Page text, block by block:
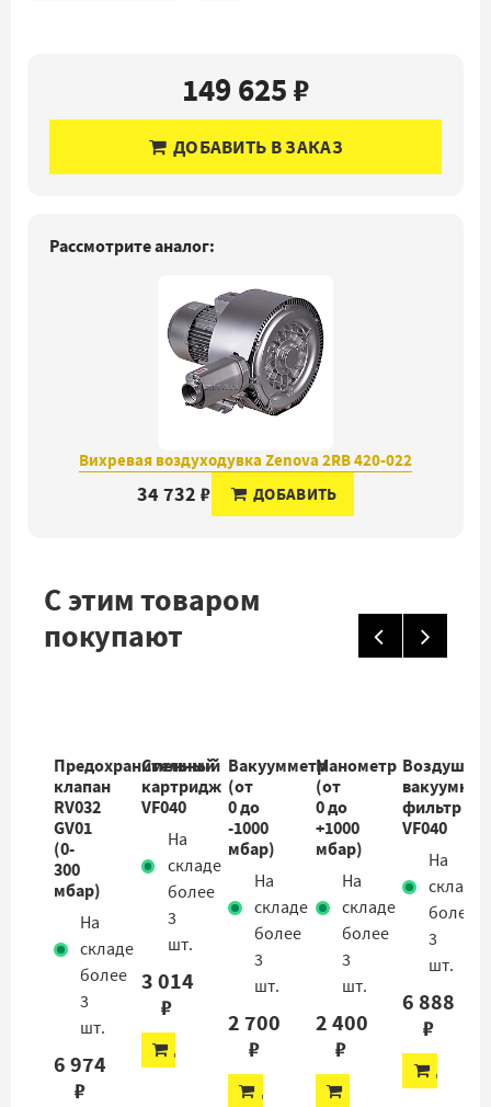
149 625 ₽
ДОБАВИТЬ В ЗАКАЗ
Рассмотрите аналог:
Вихревая воздуходувка Zenova 2RB 420-022
34 732 ₽ ДОБАВИТЬ
С этим товаром
покупают
Предохранительный
клапан
RV032
GV01
(0-
300
мбар)
На
складе
более
3
шт.
6 974
₽
Сменный
картридж
VF040
На
складе
более
3
шт.
3 014
₽
ДОБАВИТЬ
Вакуумметр
(от
0 до
-1000
мбар)
На
складе
более
3
шт.
2 700
₽
ДОБАВИТЬ
Манометр
(от
0 до
+1000
мбар)
На
складе
более
3
шт.
2 400
₽
ДОБАВИТЬ
фильтр
VF040
На
складе
более
3
шт.
6 888
₽